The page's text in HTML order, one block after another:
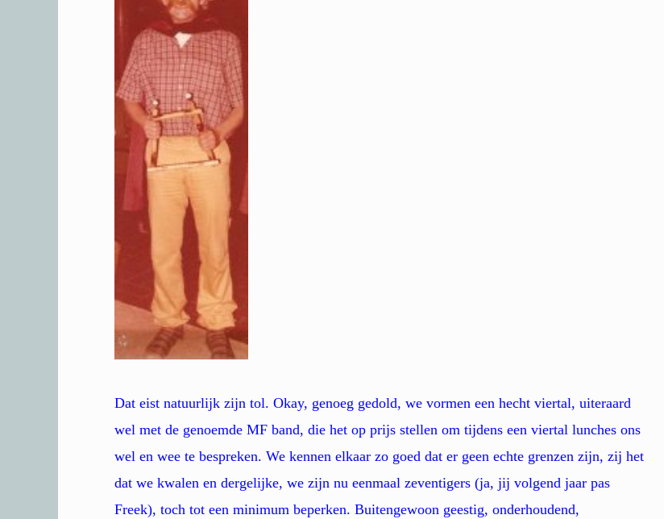
Dat eist natuurlijk zijn tol. Okay, genoeg gedold, we vormen een hecht viertal, uiteraard
wel met de genoemde MF band, die het op prijs stellen om tijdens een viertal lunches ons
wel en wee te bespreken. We kennen elkaar zo goed dat er geen echte grenzen zijn, zij het
dat we kwalen en dergelijke, we zijn nu eenmaal zeventigers (ja, jij volgend jaar pas
Freek), toch tot een minimum beperken. Buitengewoon geestig, onderhoudend,